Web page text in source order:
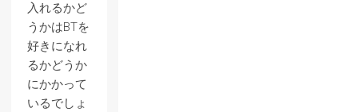
入れるかど
うかはBTを
好きになれ
るかどうか
にかかって
いるでしょ